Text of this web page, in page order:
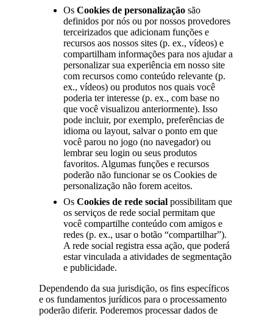
Os Cookies de personalização são
definidos por nós ou por nossos provedores
terceirizados que adicionam funções e
recursos aos nossos sites (p. ex., vídeos) e
compartilham informações para nos ajudar a
personalizar sua experiência em nosso site
com recursos como conteúdo relevante (p.
ex., vídeos) ou produtos nos quais você
poderia ter interesse (p. ex., com base no
que você visualizou anteriormente). Isso
pode incluir, por exemplo, preferências de
idioma ou layout, salvar o ponto em que
você parou no jogo (no navegador) ou
lembrar seu login ou seus produtos
favoritos. Algumas funções e recursos
poderão não funcionar se os Cookies de
personalização não forem aceitos.
Os Cookies de rede social possibilitam que
os serviços de rede social permitam que
você compartilhe conteúdo com amigos e
redes (p. ex., usar o botão “compartilhar”).
A rede social registra essa ação, que poderá
estar vinculada a atividades de segmentação
e publicidade.
Dependendo da sua jurisdição, os fins específicos
e os fundamentos jurídicos para o processamento
poderão diferir. Poderemos processar dados de